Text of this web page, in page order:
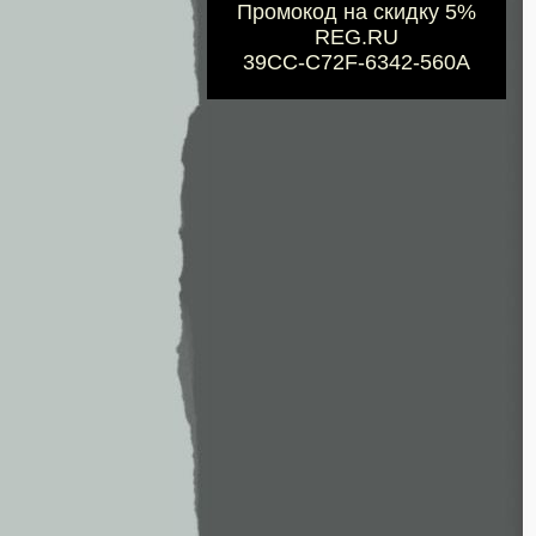
Промокод на скидку 5%
REG.RU
39CC-C72F-6342-560A